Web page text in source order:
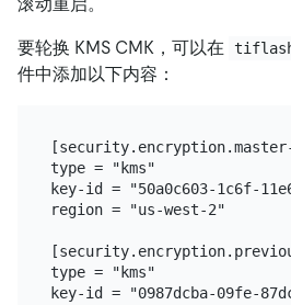
要轮换 KMS CMK，可以在
件中添加以下内容：
type = "kms"
key-id = "50a0c603-1c6f-
region = "us-west-2"
type = "kms"
key-id = "0987dcba-09fe-